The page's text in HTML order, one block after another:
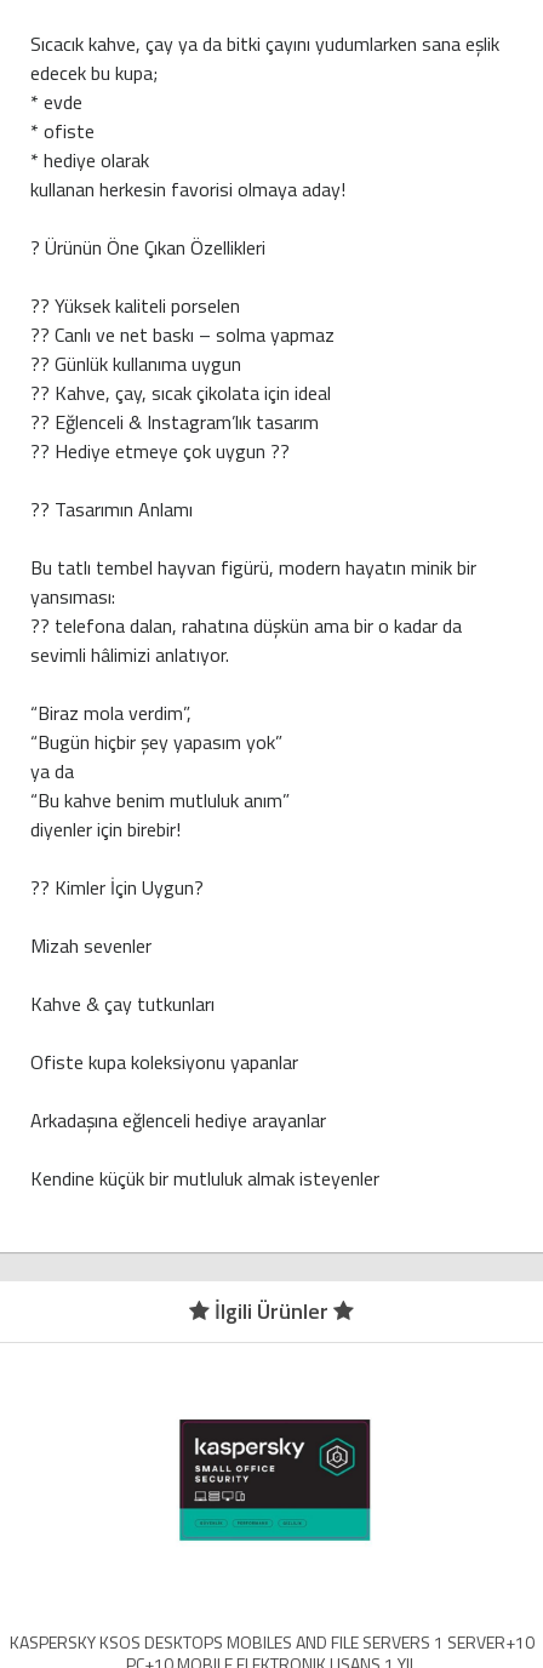
Sıcacık kahve, çay ya da bitki çayını yudumlarken sana eşlik
edecek bu kupa;
* evde
* ofiste
* hediye olarak
kullanan herkesin favorisi olmaya aday!
? Ürünün Öne Çıkan Özellikleri
?? Yüksek kaliteli porselen
?? Canlı ve net baskı – solma yapmaz
?? Günlük kullanıma uygun
?? Kahve, çay, sıcak çikolata için ideal
?? Eğlenceli & Instagram’lık tasarım
?? Hediye etmeye çok uygun ??
?? Tasarımın Anlamı
Bu tatlı tembel hayvan figürü, modern hayatın minik bir
yansıması:
?? telefona dalan, rahatına düşkün ama bir o kadar da
sevimli hâlimizi anlatıyor.
“Biraz mola verdim”,
“Bugün hiçbir şey yapasım yok”
ya da
“Bu kahve benim mutluluk anım”
diyenler için birebir!
?? Kimler İçin Uygun?
Mizah sevenler
Kahve & çay tutkunları
Ofiste kupa koleksiyonu yapanlar
Arkadaşına eğlenceli hediye arayanlar
Kendine küçük bir mutluluk almak isteyenler
İlgili Ürünler
KASPERSKY KSOS DESKTOPS MOBILES AND FILE SERVERS 1 SERVER+10